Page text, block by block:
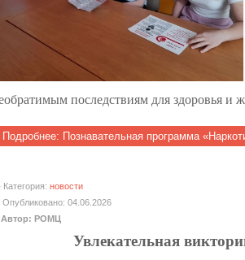
последствиям для здоровья и
Познавательная программа
Категория: новости
Опубликовано: 04.06.2026
РОМЦ
Увлекательная